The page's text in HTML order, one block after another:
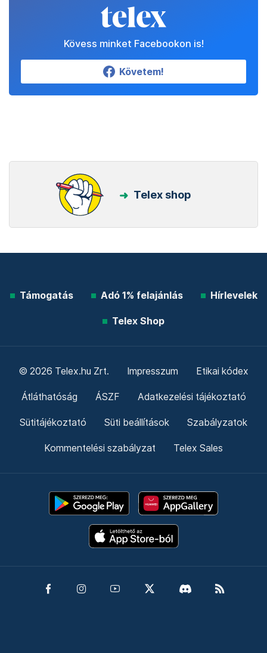
Kövess minket Facebookon is!
Követem!
Telex shop
Támogatás Adó 1% felajánlás Hírlevelek
Telex Shop
© 2026 Telex.hu Zrt. Impresszum Etikai kódex
Átláthatóság ÁSZF Adatkezelési tájékoztató
Sütitájékoztató Süti beállítások Szabályzatok
Kommentelési szabályzat Telex Sales